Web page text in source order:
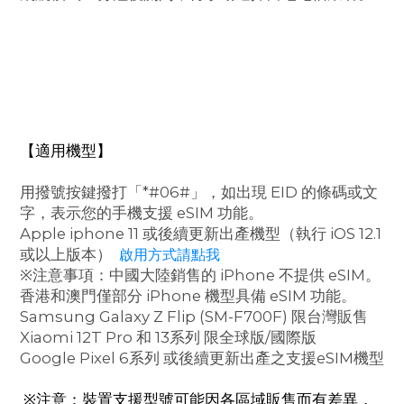
【適用機型】
用撥號按鍵撥打「*#06#」，如出現 EID 的條碼或文
字，表示您的手機支援 eSIM 功能。
Apple iphone 11 或後續更新出產機型（執行 iOS 12.1
或以上版本） 啟用方式請點我
※注意事項：中國大陸銷售的 iPhone 不提供 eSIM。
香港和澳門僅部分 iPhone 機型具備 eSIM 功能。
Samsung Galaxy Z Flip (SM-F700F) 限台灣販售
Xiaomi 12T Pro 和 13系列 限全球版/國際版
Google Pixel 6系列 或後續更新出產之支援eSIM機型
※注意：裝置支援型號可能因各區域販售而有差異，